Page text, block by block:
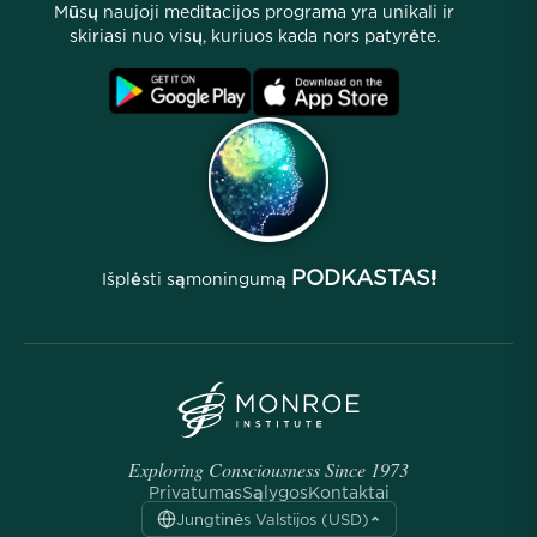
Partnerių programa
Vietos
Mūsų naujoji meditacijos programa yra unikali ir
skiriasi nuo visų, kuriuos kada nors patyrėte.
Išplėsti sąmoningumą PODKASTAS!
Exploring Consciousness Since 1973
PrivatumasSąlygosKontaktai
Jungtinės Valstijos (USD)